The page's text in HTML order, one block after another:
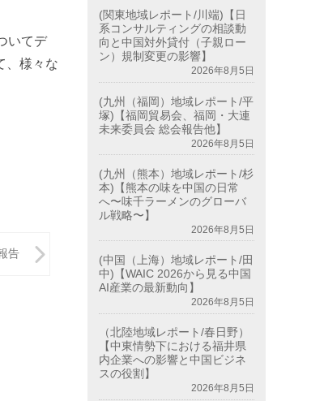
いてデ
、様々な
告
(関東地域レポート/川端)【日
系コンサルティングの相談動
向と中国対外貸付（子親ロー
ン）規制変更の影響】
2026年8月5日
(九州（福岡）地域レポート/平
塚)【福岡貿易会、福岡・大連
未来委員会 総会報告他】
2026年8月5日
(九州（熊本）地域レポート/杉
本)【熊本の味を中国の日常
へ〜味千ラーメンのグローバ
ル戦略〜】
2026年8月5日
(中国（上海）地域レポート/田
中)【WAIC 2026から見る中国
AI産業の最新動向】
2026年8月5日
（北陸地域レポート/春日野）
【中東情勢下における福井県
内企業への影響と中国ビジネ
スの役割】
2026年8月5日